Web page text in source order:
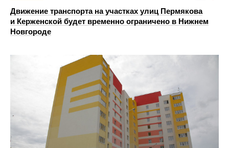
Движение транспорта на участках улиц Пермякова
и Керженской будет временно ограничено в Нижнем
Новгороде